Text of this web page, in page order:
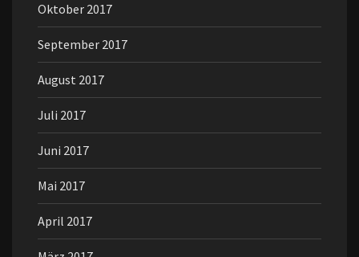
Oktober 2017
September 2017
August 2017
Juli 2017
Juni 2017
Mai 2017
April 2017